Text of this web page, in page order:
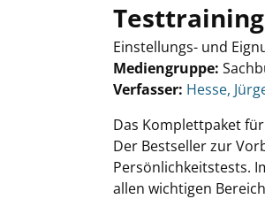
Einstellungs- und
Mediengruppe:
Verfasser: Suche
Hesse,
Das Komplettpaket
Der Bestseller zur
Persönlichkeitstests.
allen wichtigen